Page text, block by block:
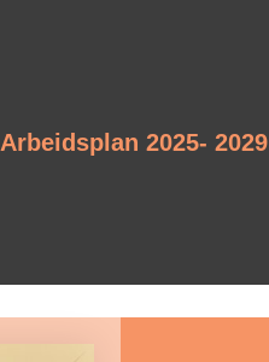
Arbeidsplan 2025- 2029